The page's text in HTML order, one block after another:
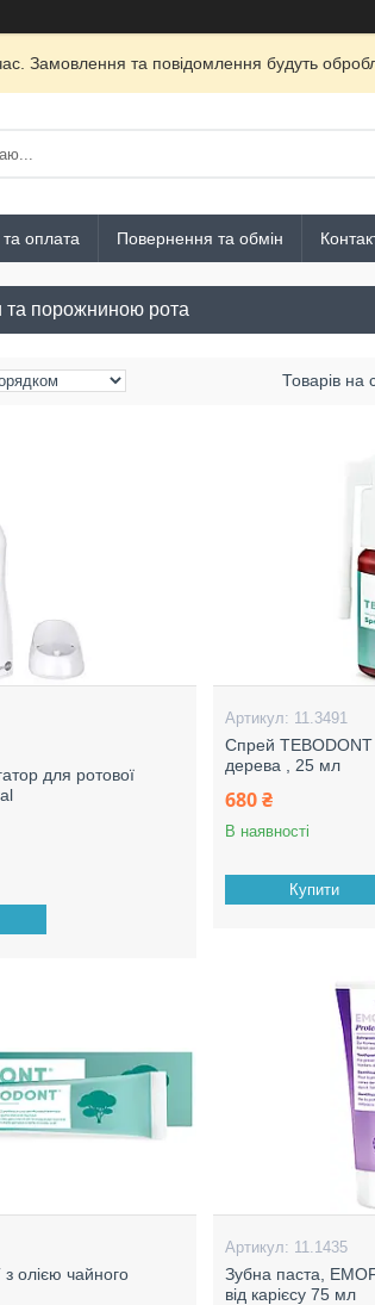
Замовлення та повідомлення будуть
оплата Повернення та обмін
та порожниною рота
для ротової
11.3491
Спрей TEBODONT
дерева , 25 мл
680 ₴
В наявності
Купити
олією чайного
11.1435
Зубна паста,
від карієсу 75 мл